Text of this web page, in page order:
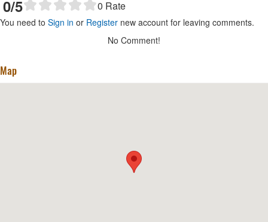
0/5 0 Rate
You need to Sign in or Register new account for leaving comments.
No Comment!
Map